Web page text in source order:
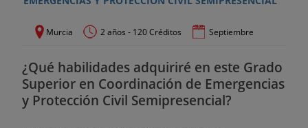
Murcia 2 años - 120 Créditos Septiembre
¿Qué habilidades adquiriré en este Grado
Superior en Coordinación de Emergencias
y Protección Civil Semipresencial?